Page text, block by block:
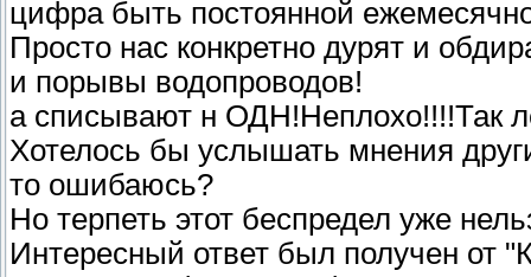
цифра быть постоянной
Просто нас конкретно дурят и
и порывы водопроводов!
а списывают н ОДН!Неплохо!!!!Так
Хотелось бы услышать мнения
то ошибаюсь?
Но терпеть этот беспредел уже
Интересный ответ был получен от